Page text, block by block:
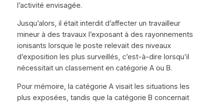
l’activité envisagée.
Jusqu’alors, il était interdit d’affecter un travailleur
mineur à des travaux l’exposant à des rayonnements
ionisants lorsque le poste relevait des niveaux
d’exposition les plus surveillés, c’est-à-dire lorsqu’il
nécessitait un classement en catégorie A ou B.
Pour mémoire, la catégorie A visait les situations les
plus exposées, tandis que la catégorie B concernait